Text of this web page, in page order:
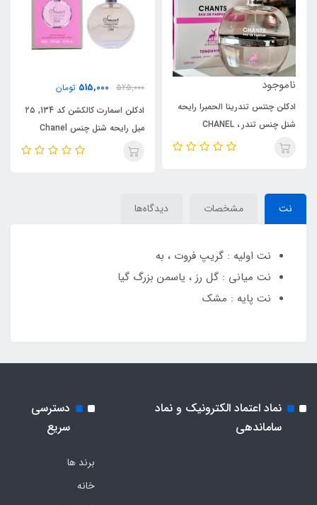
525,000
میل رایحه شنل چنس Chanel
Chance
710,000
520,000 تومان
ادکلن مارکویی کد 129 , ۲۵ میل
رایحه شانل_شنل چنس Chanel
Chance
نت مشخصات دیدگاه‌ها
نت اولیه : گریپ فروت ، به
نت میانی : گل رز ، یاسمن بزرگ گیا
نت پایه : مشک
نماد اعتماد الکترونیک و نماد
ساماندهی
دسترسی
سریع
برند ها
خانه